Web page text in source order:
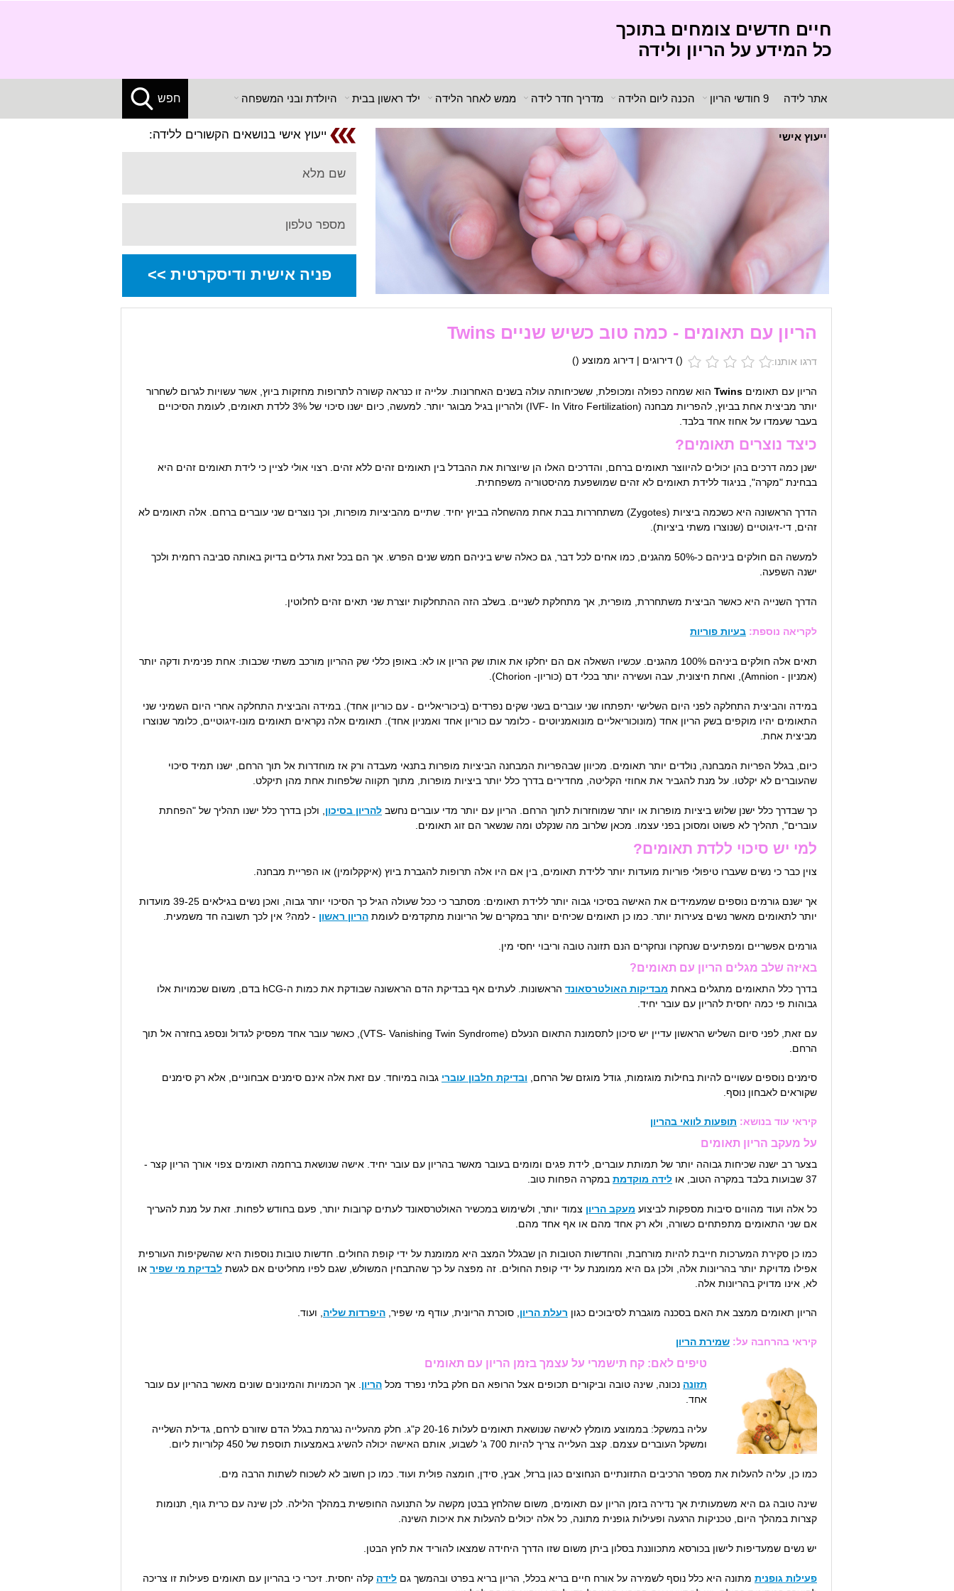
חיים חדשים צומחים בתוכך
כל המידע על הריון ולידה
אתר לידה 9 חודשי הריון הכנה ליום הלידה מדריך חדר לידה ממש לאחר הלידה ילד ראשון בבית היולדת ובני המשפחה
ייעוץ אישי
חפש
X
ייעוץ אישי בנושאים הקשורים ללידה:
שם מלא
מספר טלפון
פניה אישית ודיסקרטית >>
הריון עם תאומים - כמה טוב כשיש שניים Twins
דרגו אותנו: () דירוגים | דירוג ממוצע ()
הריון עם תאומים Twins הוא שמחה כפולה ומכופלת, ששכיחותה עולה בשנים האחרונות. עלייה זו כנראה קשורה לתרופות מחזקות ביוץ, אשר עשויות לגרום לשחרור
יותר מביצית אחת בביוץ, להפריות מבחנה (IVF- In Vitro Fertilization) ולהריון בגיל מבוגר יותר. למעשה, כיום ישנו סיכוי של 3% ללדת תאומים, לעומת הסיכויים
בעבר שעמדו על אחוז אחד בלבד.
כיצד נוצרים תאומים?
ישנן כמה דרכים בהן יכולים להיווצר תאומים ברחם, והדרכים האלו הן שיוצרות את ההבדל בין תאומים זהים ללא זהים. רצוי אולי לציין כי לידת תאומים זהים היא
בבחינת "מקרה", בניגוד ללידת תאומים לא זהים שמושפעת מהיסטוריה משפחתית.
הדרך הראשונה היא כשכמה ביציות (Zygotes) משתחררות בבת אחת מהשחלה בביוץ יחיד. שתיים מהביציות מופרות, וכך נוצרים שני עוברים ברחם. אלה תאומים לא
זהים, די-זיגוטיים (שנוצרו משתי ביציות).
למעשה הם חולקים ביניהם כ-50% מהגנים, כמו אחים לכל דבר, גם כאלה שיש ביניהם חמש שנים הפרש. אך הם בכל זאת גדלים בדיוק באותה סביבה רחמית ולכך
ישנה השפעה.
הדרך השנייה היא כאשר הביצית משתחררת, מופרית, אך מתחלקת לשניים. בשלב הזה ההתחלקות יוצרת שני תאים זהים לחלוטין.
לקריאה נוספת: בעיות פוריות
תאים אלה חולקים ביניהם 100% מהגנים. עכשיו השאלה אם הם יחלקו את אותו שק הריון או לא: באופן כללי שק ההריון מורכב משתי שכבות: אחת פנימית ודקה יותר
(אמניון - Amnion), ואחת חיצונית, עבה ועשירה יותר בכלי דם (כוריון- Chorion).
במידה והביצית התחלקה לפני היום השלישי יתפתחו שני עוברים בשני שקים נפרדים (ביכוריאליים - עם כוריון אחד). במידה והביצית התחלקה אחרי היום השמיני שני
התאומים יהיו מוקפים בשק הריון אחד (מונוכוריאליים מונואמניוטים - כלומר עם כוריון אחד ואמניון אחד). תאומים אלה נקראים תאומים מונו-זיגוטיים, כלומר שנוצרו
מביצית אחת.
כיום, בגלל הפריות המבחנה, נולדים יותר תאומים. מכיוון שבהפריות המבחנה הביציות מופרות בתנאי מעבדה ורק אז מוחדרות אל תוך הרחם, ישנו תמיד סיכוי
שהעוברים לא יקלטו. על מנת להגביר את אחוזי הקליטה, מחדירים בדרך כלל יותר ביציות מופרות, מתוך תקווה שלפחות אחת מהן תיקלט.
כך שבדרך כלל ישנן שלוש ביציות מופרות או יותר שמוחזרות לתוך הרחם. הריון עם יותר מדי עוברים נחשב להריון בסיכון , ולכן בדרך כלל ישנו תהליך של "הפחתת
עוברים", תהליך לא פשוט ומסוכן בפני עצמו. מכאן שלרוב מה שנקלט ומה שנשאר הם זוג תאומים.
למי יש סיכוי ללדת תאומים?
צוין כבר כי נשים שעברו טיפולי פוריות מועדות יותר ללידת תאומים, בין אם היו אלה תרופות להגברת ביוץ (איקקלומין) או הפריית מבחנה.
אך ישנם גורמים נוספים שמעמידים את האישה בסיכוי גבוה יותר ללידת תאומים: מסתבר כי ככל שעולה הגיל כך הסיכוי יותר גבוה, ואכן נשים בגילאים 39-25 מועדות
יותר לתאומים מאשר נשים צעירות יותר. כמו כן תאומים שכיחים יותר במקרים של הריונות מתקדמים לעומת הריון ראשון - למה? אין לכך תשובה חד משמעית.
גורמים אפשריים ומפתיעים שנחקרו ונחקרים הנם תזונה טובה וריבוי יחסי מין.
באיזה שלב מגלים הריון עם תאומים?
בדרך כלל התאומים מתגלים באחת מבדיקות האולטרסאונד
הראשונות. לעתים אף בבדיקת הדם הראשונה שבודקת את כמות ה-hCG בדם, משום שכמויות אלו
גבוהות פי כמה יחסית להריון עם עובר יחיד.
עם זאת, לפני סיום השליש הראשון עדיין יש סיכון לתסמונת התאום הנעלם (VTS- Vanishing Twin Syndrome), כאשר עובר אחד מפסיק לגדול ונספג בחזרה אל תוך
הרחם.
סימנים נוספים עשויים להיות בחילות מוגזמות, גודל מוגזם של הרחם, ובדיקת חלבון עוברי גבוה במיוחד. עם זאת אלה אינם סימנים אבחוניים, אלא רק סימנים
שקוראים לאבחון נוסף.
קיראי עוד בנושא: תופעות לוואי בהריון
על מעקב הריון תאומים
בצער רב ישנה שכיחות גבוהה יותר של תמותת עוברים, לידת פגים ומומים בעובר מאשר בהריון עם עובר יחיד. אישה שנושאת ברחמה תאומים צפוי אורך הריון קצר -
37 שבועות בלבד במקרה הטוב, או
לידה מוקדמת במקרה הפחות טוב.
כל אלה ועוד מהווים סיבות מספקות לביצוע מעקב הריון צמוד יותר, ולשימוש במכשיר האולטרסאונד לעתים קרובות יותר, פעם בחודש לפחות. זאת על מנת להעריך
אם שני התאומים מתפתחים כשורה, ולא רק אחד מהם או אף אחד מהם.
כמו כן סקירת המערכות חייבת להיות מורחבת, והחדשות הטובות הן שבגלל המצב היא ממומנת על ידי קופת החולים. חדשות טובות נוספות היא שהשקיפות העורפית
אפילו מדויקת יותר בהריונות אלה, ולכן גם היא ממומנת על ידי קופת החולים. זה מפצה על כך שהתבחין המשולש, שגם לפיו מחליטים אם לגשת לבדיקת מי שפיר או
לא, אינו מדויק בהריונות אלה.
הריון תאומים ממצב את האם בסכנה מוגברת לסיבוכים כגון רעלת הריון , סוכרת הריונית, עודף מי שפיר, היפרדות שליה , ועוד.
קיראי בהרחבה על: שמירת הריון
טיפים לאם: קח תישמרי על עצמך בזמן הריון עם תאומים
תזונה נכונה, שינה טובה וביקורים תכופים אצל הרופא הם חלק בלתי נפרד מכל הריון . אך הכמויות והמינונים שונים מאשר בהריון עם עובר
אחד.
עליה במשקל: בממוצע מומלץ לאישה שנושאת תאומים לעלות 20-16 ק"ג. חלק מהעלייה נגרמת בגלל הדם שזורם לרחם, גדילת השלייה
ומשקל העוברים עצמם. קצב העלייה צריך להיות 700 ג' לשבוע, אותם האישה יכולה להשיג באמצעות תוספת של 450 קלוריות ליום.
כמו כן, עליה להעלות את מספר הרכיבים התזונתיים הנחוצים כגון ברזל, אבץ, סידן, חומצה פולית ועוד. כמו כן חשוב לא לשכוח לשתות הרבה מים.
שינה טובה גם היא משמעותית אך נדירה בזמן הריון עם תאומים, משום שהלחץ בבטן מקשה על התנועה החופשית במהלך הלילה. לכן שינה עם כרית גוף, תנומות
קצרות במהלך היום, טכניקות הרגעה ופעילות גופנית מתונה, כל אלה יכולים להעלות את איכות השינה.
יש נשים שמעדיפות לישון בכורסא מתכווננת בסלון ביתן משום שזו הדרך היחידה שמצאו להוריד את לחץ הבטן.
פעילות גופנית מתונה היא כלל נוסף לשמירה על אורח חיים בריא בכלל, הריון בריא בפרט ובהמשך גם לידה קלה יחסית. זיכרי כי בהריון עם תאומים פעילות זו צריכה